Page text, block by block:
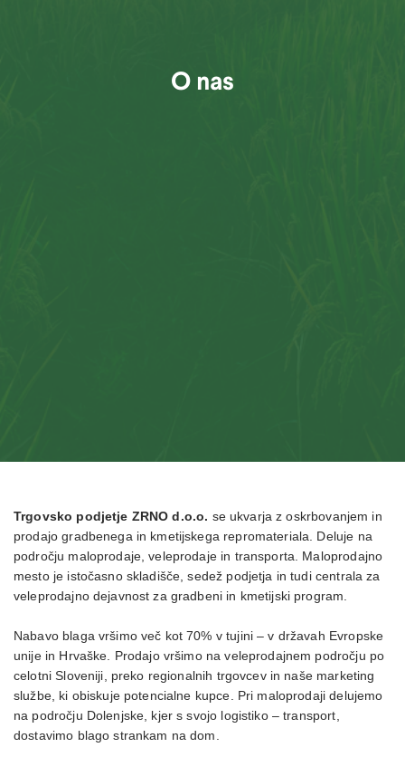
O nas
Trgovsko podjetje ZRNO d.o.o. se ukvarja z oskrbovanjem in
prodajo gradbenega in kmetijskega repromateriala. Deluje na
področju maloprodaje, veleprodaje in transporta. Maloprodajno
mesto je istočasno skladišče, sedež podjetja in tudi centrala za
veleprodajno dejavnost za gradbeni in kmetijski program.
Nabavo blaga vršimo več kot 70% v tujini – v državah Evropske
unije in Hrvaške. Prodajo vršimo na veleprodajnem področju po
celotni Sloveniji, preko regionalnih trgovcev in naše marketing
službe, ki obiskuje potencialne kupce. Pri maloprodaji delujemo
na področju Dolenjske, kjer s svojo logistiko – transport,
dostavimo blago strankam na dom.